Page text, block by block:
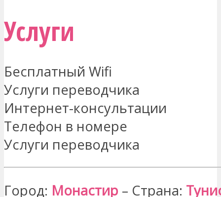
Услуги
Бесплатный Wifi
Услуги переводчика
Интернет-консультации
Телефон в номере
Услуги переводчика
Город: Монастир – Страна: